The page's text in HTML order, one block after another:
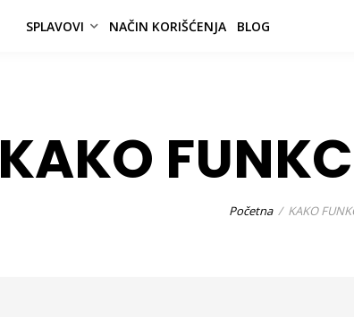
SPLAVOVI NAČIN KORIŠĆENJA BLOG
KAKO
Početna KAKO